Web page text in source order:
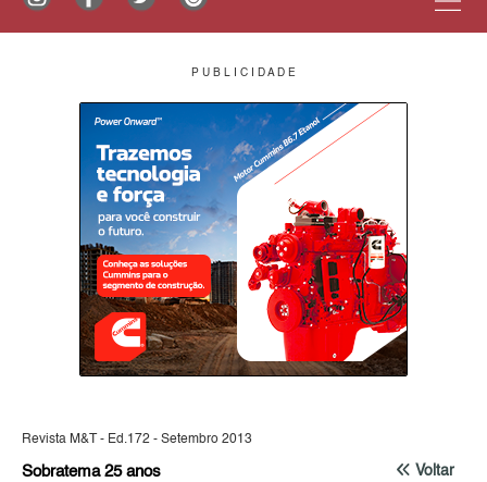
P U B L I C I D A D E
Revista M&T - Ed.172 - Setembro 2013
Voltar
Sobratema 25 anos